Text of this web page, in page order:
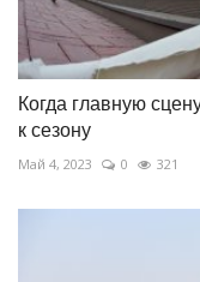
Когда главную
к сезону
Май 4, 2023 0 321